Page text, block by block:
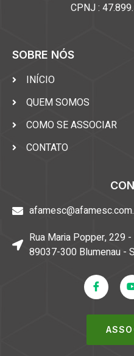
CPNJ :
SOBRE NÓS
INÍCIO
QUEM SOMOS
COMO SE ASSOCIAR
CONTATO
Rua Maria Popper, 229
89037-300 Blumenau -